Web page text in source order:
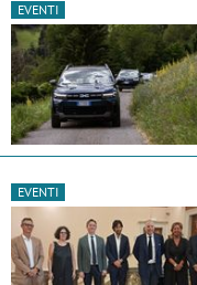
EVENTI
EVENTI